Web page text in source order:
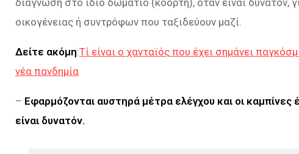
οικογένειας ή συντρόφων που ταξιδεύουν μαζί.
Δείτε ακόμη:Τί είναι ο χανταϊός που έχει σημάνει
νέα πανδημία
– Εφαρμόζονται αυστηρά μέτρα ελέγχου και οι
είναι δυνατόν.